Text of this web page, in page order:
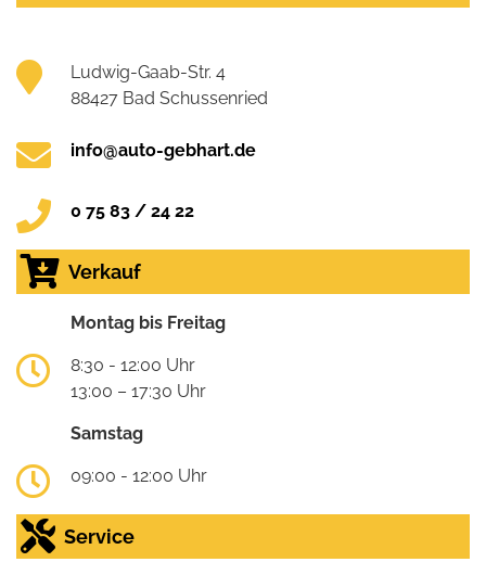
Ludwig-Gaab-Str. 4
88427 Bad Schussenried
info@auto-gebhart.de
0 75 83 / 24 22
Verkauf
Montag bis Freitag
8:30 - 12:00 Uhr
13:00 – 17:30 Uhr
Samstag
09:00 - 12:00 Uhr
Service